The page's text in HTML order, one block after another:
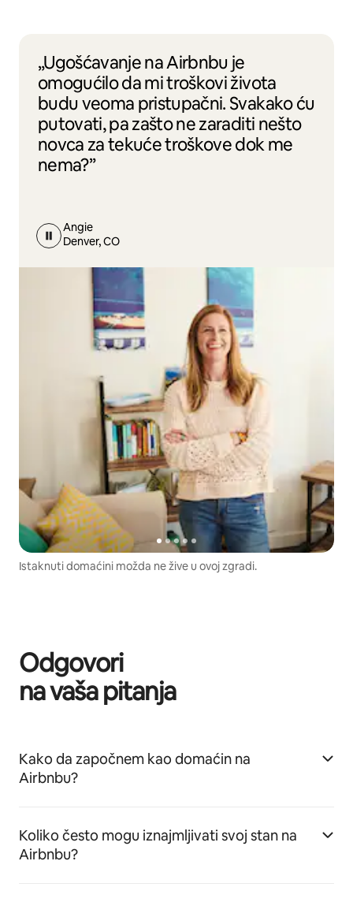
„Ugošćavanje na Airbnbu je
omogućilo da mi troškovi života
budu veoma pristupačni. Svakako ću
putovati, pa zašto ne zaraditi nešto
novca za tekuće troškove dok me
nema?”
Angie
Denver, CO
Istaknuti domaćini možda ne žive u ovoj zgradi.
Odgovori
na vaša pitanja
Kako da započnem kao domaćin na
Airbnbu?
Koliko često mogu iznajmljivati svoj stan na
Airbnbu?